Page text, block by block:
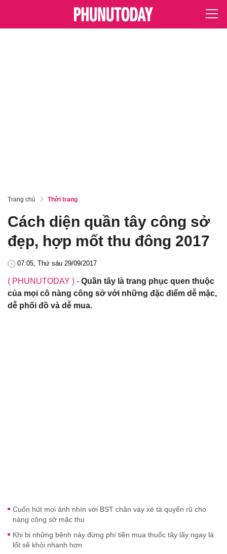
Trang chủ Thời trang
Cách diện quần tây công sở
đẹp, hợp mốt thu đông 2017
07:05, Thứ sáu 29/09/2017
( PHUNUTODAY ) - Quần tây là trang phục quen thuộc
của mọi cô nàng công sở với những đặc điểm dễ mặc,
dễ phối đồ và dễ mua.
Cuốn hút mọi ánh nhìn với BST chân váy xẻ tà quyến rũ cho
nàng công sở mặc thu
Khi bị những bệnh này đừng phí tiền mua thuốc tây lấy ngay lá
lốt sẽ khỏi nhanh hơn